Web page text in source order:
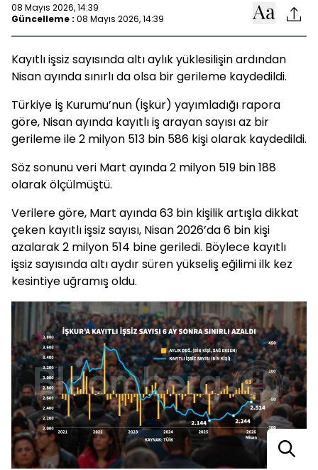
08 Mayıs 2026, 14:39
Güncelleme : 08 Mayıs 2026, 14:39
Kayıtlı işsiz sayısında altı aylık yüklesilişin ardından
Nisan ayında sınırlı da olsa bir gerileme kaydedildi.
Türkiye İş Kurumu’nun (İşkur) yayımladığı rapora
göre, Nisan ayında kayıtlı iş arayan sayısı az bir
gerileme ile 2 milyon 513 bin 586 kişi olarak kaydedildi.
Söz sonunu veri Mart ayında 2 milyon 519 bin 188
olarak ölçülmüştü.
Verilere göre, Mart ayında 63 bin kişilik artışla dikkat
çeken kayıtlı işsiz sayısı, Nisan 2026’da 6 bin kişi
azalarak 2 milyon 514 bine geriledi. Böylece kayıtlı
işsiz sayısında altı aydır süren yükseliş eğilimi ilk kez
kesintiye uğramış oldu.